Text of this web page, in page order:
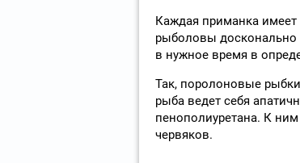
Каждая приманка
рыболовы досконально
в нужное время в
Так, поролоновые
рыба ведет себя
пенополиуретана. К ним
червяков.